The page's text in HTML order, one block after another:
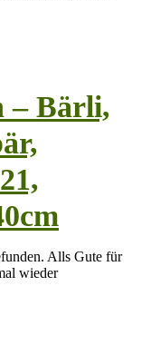
– Bärli,
Alls Gute für
wieder